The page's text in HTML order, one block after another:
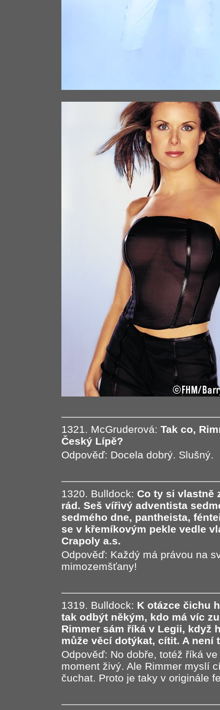
1321. McGruderová: Tak co,
Český Lípě?
Odpověď: Docela dobrý. Slušný.
1320. Bulldock: Co ty si vlastně
rád. Seš vířivý adventista
sedmého dne, pantheista,
se v křemíkovým pekle vedle
Crapoly a.s.
Odpověď: Každý má právou na
mimozemšťany!
1319. Bulldock: K otázce čichu
tak odbýt někým, kdo má víc
Rimmer sám říká v Legii, když
může věcí dotýkat, cítit. A není
Odpověď: No dobře, totéž říká
moment živý. Ale Rimmer myslí
čuchat. Proto je taky v originále